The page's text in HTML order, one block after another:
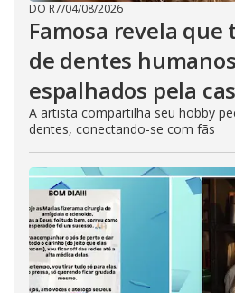
DO R7/04/08/2026
Famosa revela que
de dentes
espalhados pela
A artista compartilha seu hobby
dentes, conectando-se com fãs